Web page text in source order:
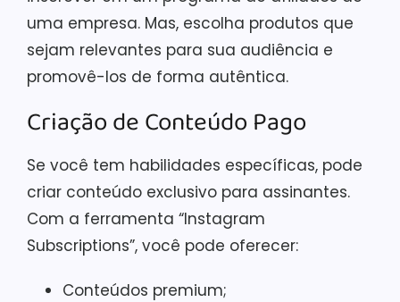
uma empresa. Mas, escolha produtos que
sejam relevantes para sua audiência e
promovê-los de forma autêntica.
Criação de Conteúdo Pago
Se você tem habilidades específicas, pode
criar conteúdo exclusivo para assinantes.
Com a ferramenta “Instagram
Subscriptions”, você pode oferecer:
Conteúdos premium;